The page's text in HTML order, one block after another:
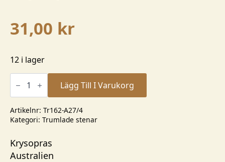
31,00 kr
12 i lager
Krysopras
20-
mm
mängd
Lägg Till I Varukorg
Artikelnr: Tr162-A27/4
Kategori: Trumlade stenar
Krysopras
Australien